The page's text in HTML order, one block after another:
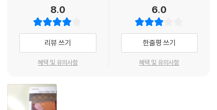
노리코, 서른한 살. 남자 같은 짧은 머리에 여름이든 겨울이든 바지에 티셔
츠 차림. 화장도 안 하고 어딜 봐도 누가 봐도 그냥 ‘여자아이’ 같은 여자다.
이런 노리코 앞에 돈 많고 섹시하고 능력 있고 나이까지 어린 ‘고’라는 남자
가 나타난다. 좋아하는 그림을 그리며 소박하게 살아가던 노리코에게는 인
생의 판을 뒤집는 사건이 아닐 수 없다. 무엇보다 그가 초호화 맨션을 들이
‘별것’ 있을 것 같던 노리코. 하지만 그녀도 지극히 평범한 여자이기에 그의
청혼을 기꺼이 받아들이며 상위 1%의 ‘상류층’이라는 무대에, ‘부잣집 사모
님’이라는 역할을 부여받고 화려하게 등장한다. 이렇게 노리코의 ‘결혼’이
8.0
리뷰 쓰기
혜택 및 유의사항
6.0
한줄평 쓰기
혜택 및 유의사항